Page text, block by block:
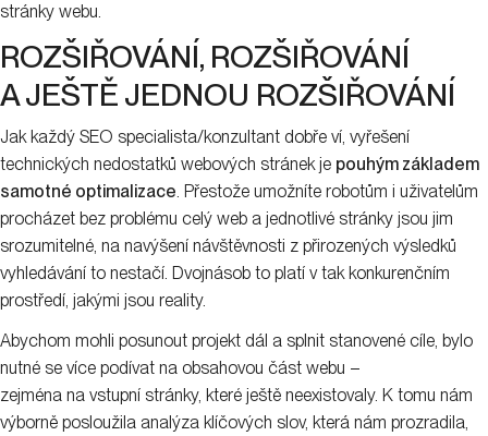
stránky webu.
ROZŠIŘOVÁNÍ, ROZŠIŘOVÁNÍ
A JEŠTĚ JEDNOU ROZŠIŘOVÁNÍ
Jak každý SEO specialista/konzultant dobře ví, vyřešení
technických nedostatků webových stránek je pouhým základem
samotné optimalizace . Přestože umožníte robotům i uživatelům
procházet bez problému celý web a jednotlivé stránky jsou jim
srozumitelné, na navýšení návštěvnosti z přirozených výsledků
vyhledávání to nestačí. Dvojnásob to platí v tak konkurenčním
prostředí, jakými jsou reality.
Abychom mohli posunout projekt dál a splnit stanovené cíle, bylo
nutné se více podívat na obsahovou část webu –
zejména na vstupní stránky, které ještě neexistovaly. K tomu nám
výborně posloužila analýza klíčových slov, která nám prozradila,